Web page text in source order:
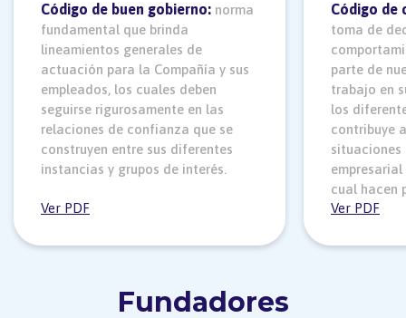
Código de buen gobierno: norma
fundamental que brinda
lineamientos generales de
actuación para la Compañía y sus
empleados, los cuales deben
seguirse rigurosamente en las
relaciones de confianza que se
construyen entre sus diferentes
instancias y grupos de interés.
Ver PDF
Código de
toma de
parte de
trabajo en
los
contribuye
cual hacen
Ver PDF
Fundadores